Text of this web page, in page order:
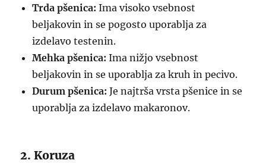
Trda pšenica: Ima visoko vsebnost
beljakovin in se pogosto uporablja za
izdelavo testenin.
Mehka pšenica: Ima nižjo vsebnost
beljakovin in se uporablja za kruh in pecivo.
Durum pšenica: Je najtrša vrsta pšenice in se
uporablja za izdelavo makaronov.
2. Koruza